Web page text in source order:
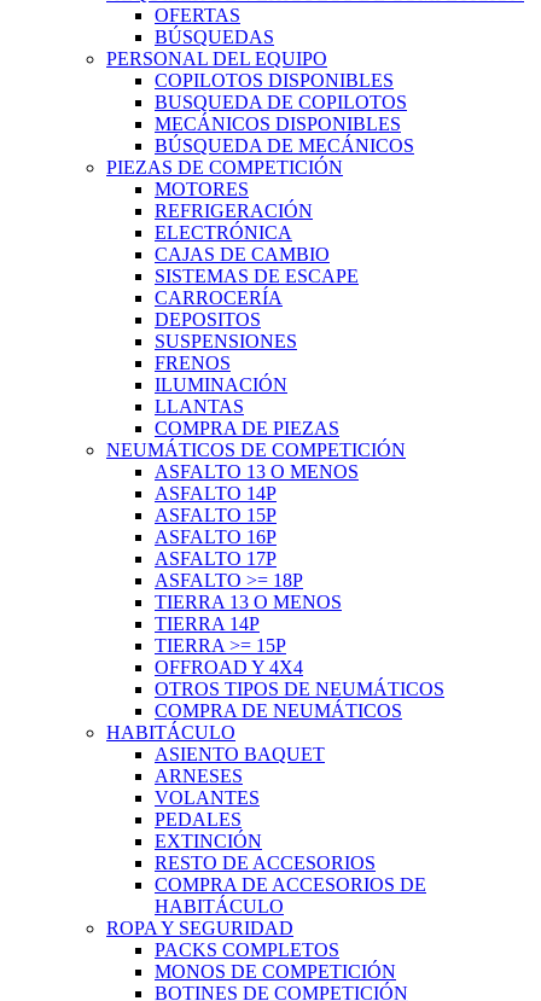
OFERTAS
BÚSQUEDAS
PERSONAL DEL EQUIPO
COPILOTOS DISPONIBLES
BUSQUEDA DE COPILOTOS
MECÁNICOS DISPONIBLES
BÚSQUEDA DE MECÁNICOS
PIEZAS DE COMPETICIÓN
MOTORES
REFRIGERACIÓN
ELECTRÓNICA
CAJAS DE CAMBIO
SISTEMAS DE ESCAPE
CARROCERÍA
DEPOSITOS
SUSPENSIONES
FRENOS
ILUMINACIÓN
LLANTAS
COMPRA DE PIEZAS
NEUMÁTICOS DE COMPETICIÓN
ASFALTO 13 O MENOS
ASFALTO 14P
ASFALTO 15P
ASFALTO 16P
ASFALTO 17P
ASFALTO >= 18P
TIERRA 13 O MENOS
TIERRA 14P
TIERRA >= 15P
OFFROAD Y 4X4
OTROS TIPOS DE NEUMÁTICOS
COMPRA DE NEUMÁTICOS
HABITÁCULO
ASIENTO BAQUET
ARNESES
VOLANTES
PEDALES
EXTINCIÓN
RESTO DE ACCESORIOS
COMPRA DE ACCESORIOS DE
HABITÁCULO
ROPA Y SEGURIDAD
PACKS COMPLETOS
MONOS DE COMPETICIÓN
BOTINES DE COMPETICIÓN